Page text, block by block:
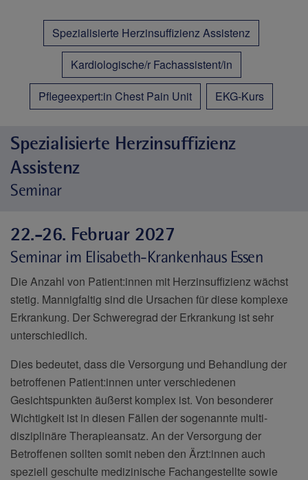
Spezialisierte Herzinsuffizienz Assistenz
Kardiologische/r Fachassistent/in
Pflegeexpert:in Chest Pain Unit
EKG-Kurs
Spezialisierte Herzinsuffizienz
Assistenz
Seminar
22.-26. Februar 2027
Seminar im Elisabeth-Krankenhaus Essen
Die Anzahl von Patient:innen mit Herzinsuffizienz wächst
stetig. Mannigfaltig sind die Ursachen für diese komplexe
Erkrankung. Der Schweregrad der Erkrankung ist sehr
unterschiedlich.
Dies bedeutet, dass die Versorgung und Behandlung der
betroffenen Patient:innen unter verschiedenen
Gesichtspunkten äußerst komplex ist. Von besonderer
Wichtigkeit ist in diesen Fällen der sogenannte multi-
disziplinäre Therapieansatz. An der Versorgung der
Betroffenen sollten somit neben den Ärzt:innen auch
speziell geschulte medizinische Fachangestellte sowie